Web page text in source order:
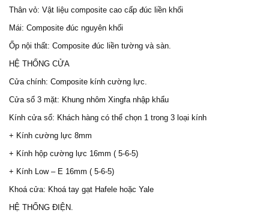
Thân vỏ: Vật liệu composite cao cấp đúc liền khối
Mái: Composite đúc nguyên khối
Ốp nội thất: Composite đúc liền tường và sàn.
HỆ THỐNG CỬA
Cửa chính: Composite kính cường lực.
Cửa sổ 3 mặt: Khung nhôm Xingfa nhập khẩu
Kính cửa sổ: Khách hàng có thể chọn 1 trong 3 loại kính
+ Kính cường lực 8mm
+ Kính hộp cường lực 16mm ( 5-6-5)
+ Kính Low – E 16mm ( 5-6-5)
Khoá cửa: Khoá tay gạt Hafele hoặc Yale
HỆ THỐNG ĐIỆN.